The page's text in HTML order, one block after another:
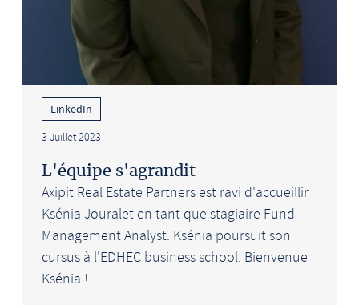
LinkedIn
3 Juillet 2023
L'équipe s'agrandit
Axipit Real Estate Partners est ravi d'accueillir
Ksénia Jouralet en tant que stagiaire Fund
Management Analyst. Ksénia poursuit son
cursus à l'EDHEC business school. Bienvenue
Ksénia !